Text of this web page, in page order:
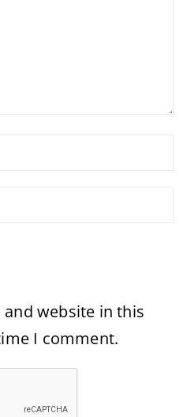
and website in this
I comment.